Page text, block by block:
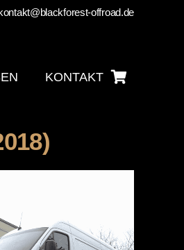
offroad.de
KONTAKT